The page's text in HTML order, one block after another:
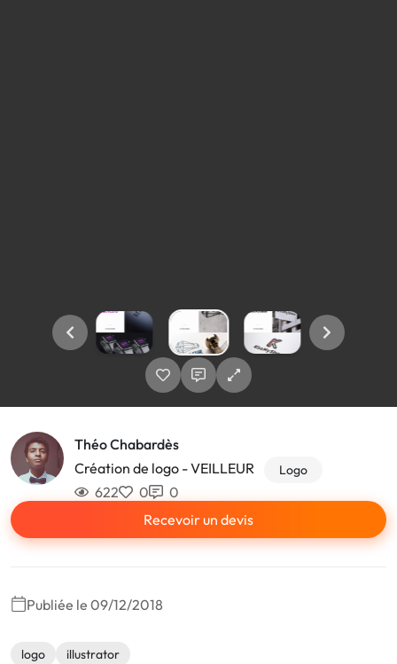
Théo Chabardès
Création de logo - VEILLEUR
Logo
622 0
0
Recevoir un devis
Publiée le 09/12/2018
logo illustrator